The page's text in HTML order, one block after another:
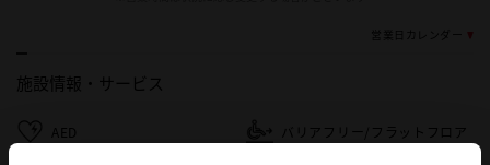
営業日カレンダー
施設情報・ サービス
AED バリアフリー/フラットフロア